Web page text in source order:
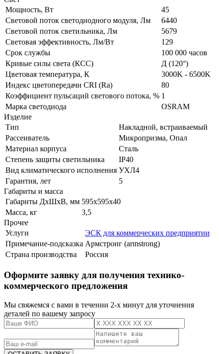
Мощность, Вт
45
Световой поток светодиодного модуля, Лм
6440
Световой поток светильника, Лм
5679
Световая эффективность, Лм/Вт
129
Срок службы
100 000 часов
Кривые силы света (КСС)
Д (120°)
Цветовая температура, К
3000K - 6500K
Индекс цветопередачи CRI (Ra)
80
Коэффициент пульсаций светового потока, % 1
Марка светодиода
OSRAM
Изделие
Тип
Накладной, встраиваемый
Рассеиватель
Микропризма, Опал
Материал корпуса
Сталь
Степень защиты светильника
IP40
Вид климатического исполнения УХЛ4
Гарантия, лет
5
Габариты и масса
Габариты ДхШхВ, мм 595x595x40
Масса, кг
3,5
Прочее
Услуги
ЭСК для коммерческих предприятии
Примечание-подсказка Армстронг (armstrong)
Страна производства
Россия
Оформите заявку для получения технико-
коммерческого предложения
Мы свяжемся с вами в течении 2-х минут для уточнения
деталей по вашему запросу